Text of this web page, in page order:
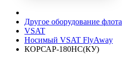
Другое оборудование флота
VSAT
Носимый VSAT FlyAway
КОРСАР-180НС(КУ)